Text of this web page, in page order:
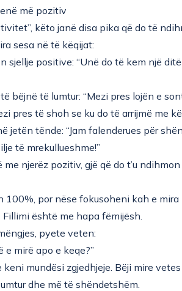
më pozitiv
këto janë disa pika që do të
sesa në të këqijat:
sjellje positive: “Unë do të kem një
bëjnë të lumtur: “Mezi pres lojën e
pres të shoh se ku do të arrijmë me
jetën tënde: “Jam falenderues për
të mrekullueshme!”
njerëz pozitiv, gjë që do t’u
100%, por nëse fokusoheni kah e mira
Fillimi është me hapa fëmijësh.
pyete veten:
e mirë apo e keqe?”
keni mundësi zgjedhjeje. Bëji mire
dhe më të shëndetshëm.